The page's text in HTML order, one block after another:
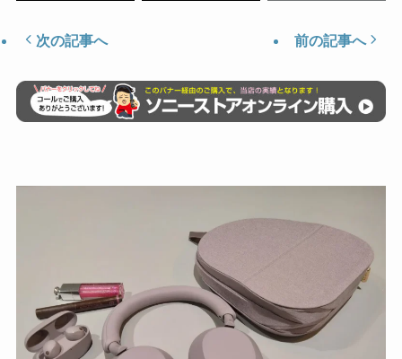
次の記事へ 前の記事へ